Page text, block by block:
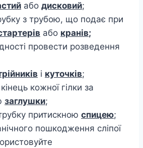
або дисковий;
з трубою, що подає при
або кранів;
провести розведення
і куточків;
кожної гілки за
заглушки;
притискною спицею;
пошкодження сліпої